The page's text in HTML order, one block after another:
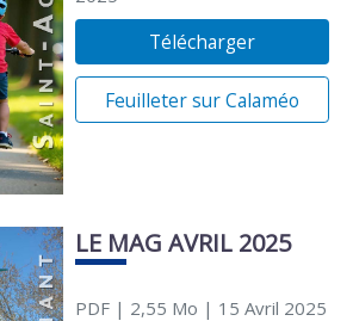
Télécharger
Feuilleter sur Calaméo
LE MAG AVRIL 2025
PDF| 2,55 Mo | 15 Avril 2025